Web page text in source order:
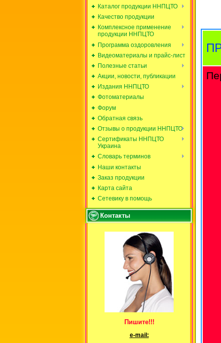
Каталог продукции ННПЦТО
Качество продукции
Комплексное применение
продукции ННПЦТО
Программа оздоровления
Видеоматериалы и прайс-лист
Полезные статьи
Акции, новости, публикации
Издания ННПЦТО
Фотоматериалы
Форум
Обратная связь
Отзывы о продукции ННПЦТО
Сертификаты ННПЦТО
Украина
Словарь терминов
Наши контакты
Заказ продукции
Карта сайта
Сетевику в помощь
Контакты
Пишите!!!
е-mail: